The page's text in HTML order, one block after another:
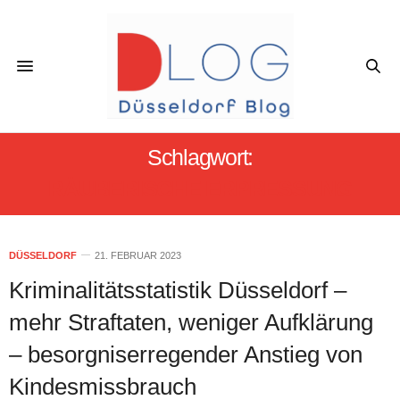
Schlagwort:
DÜSSELDORF 21. FEBRUAR 2023
Kriminalitätsstatistik Düsseldorf –
mehr Straftaten, weniger Aufklärung
– besorgniserregender Anstieg von
Kindesmissbrauch